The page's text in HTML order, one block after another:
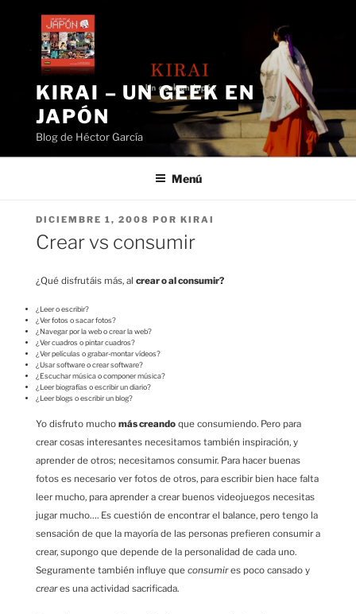
contenido
KIRAI – UN GEEK EN
JAPÓN
Blog de Héctor García
Menú
PUBLICADO
EL
DICIEMBRE 1, 2008 POR KIRAI
Crear vs consumir
¿Qué disfrutáis más, al crear o al consumir?
¿Leer o escribir?
¿Ver fotos o sacar fotos?
¿Navegar por la web o crear la web?
¿Ver cuadros o pintar cuadros?
¿Ver películas o grabar-montar vídeos?
¿Usar software o crear software?
¿Escuchar música o componer música?
¿Leer biografías o escribir un diario?
¿Leer blogs o escribir un blog?
Yo disfruto mucho más creando que consumiendo. Pero para
crear cosas interesantes necesitamos también inspiración, y
aprender de otros; necesitamos consumir. Para hacer buenas
fotos es necesario ver fotos de otros, para escribir bien hace falta
leer mucho, para aprender a crear buenos videojuegos necesitas
jugar mucho…. Es cuestión de encontrar el balance, pero tengo la
sensación de que la mayoría de las personas prefieren consumir a
crear, supongo que depende de la personalidad de cada uno.
Seguramente también influye que consumires poco cansado y
creares una actividad sacrificada.